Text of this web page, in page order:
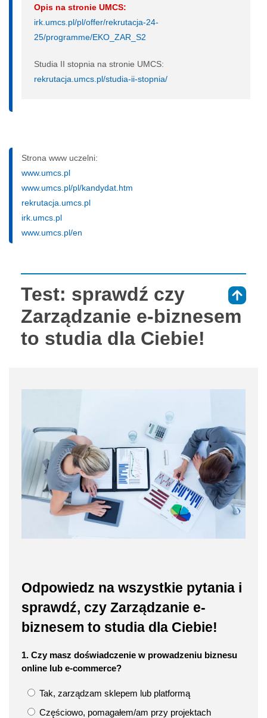
Opis na stronie UMCS:
irk.umcs.pl/pl/offer/rekrutacja-24-
25/programme/EKO_ZAR_S2
Studia II stopnia na stronie UMCS:
rekrutacja.umcs.pl/studia-ii-stopnia/
Strona www uczelni:
www.umcs.pl
www.umcs.pl/pl/kandydat.htm
rekrutacja.umcs.pl
irk.umcs.pl
www.umcs.pl/en
Test: sprawdź czy
Zarządzanie e-biznesem
to studia dla Ciebie!
Odpowiedz na wszystkie pytania i
sprawdź, czy Zarządzanie e-
biznesem to studia dla Ciebie!
1. Czy masz doświadczenie w prowadzeniu biznesu
online lub e-commerce?
Tak, zarządzam sklepem lub platformą
Częściowo, pomagałem/am przy projektach